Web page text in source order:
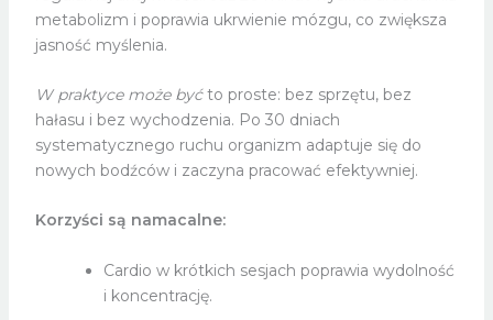
metabolizm i poprawia ukrwienie mózgu, co zwiększa
jasność myślenia.
W praktyce może byćto proste: bez sprzętu, bez
hałasu i bez wychodzenia. Po 30 dniach
systematycznego ruchu organizm adaptuje się do
nowych bodźców i zaczyna pracować efektywniej.
Korzyści są namacalne:
Cardio w krótkich sesjach poprawia wydolność
i koncentrację.